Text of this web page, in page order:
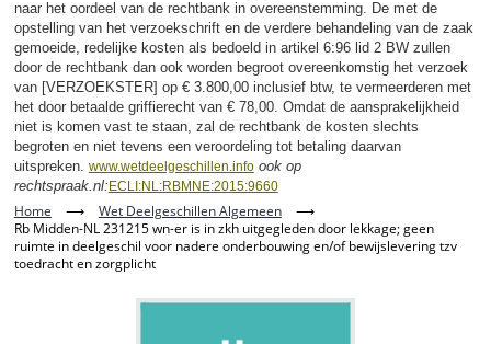
naar het oordeel van de rechtbank in overeenstemming. De met de
opstelling van het verzoekschrift en de verdere behandeling van de zaak
gemoeide, redelijke kosten als bedoeld in artikel 6:96 lid 2 BW zullen
door de rechtbank dan ook worden begroot overeenkomstig het verzoek
van [VERZOEKSTER] op € 3.800,00 inclusief btw, te vermeerderen met
het door betaalde griffierecht van € 78,00. Omdat de aansprakelijkheid
niet is komen vast te staan, zal de rechtbank de kosten slechts
begroten en niet tevens een veroordeling tot betaling daarvan
uitspreken. www.wetdeelgeschillen.info ook op
rechtspraak.nl:ECLI:NL:RBMNE:2015:9660
Home ⟶ Wet Deelgeschillen Algemeen
⟶
Rb Midden-NL 231215 wn-er is in zkh uitgegleden door lekkage; geen
ruimte in deelgeschil voor nadere onderbouwing en/of bewijslevering tzv
toedracht en zorgplicht